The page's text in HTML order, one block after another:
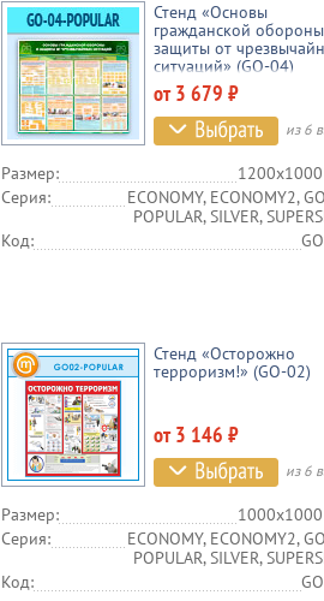
Стенд «Основы
гражданской
защиты от
ситуаций» (GO-04)
от 3 679 ₽
из 6
Размер:
Серия:
ECONOMY, ECONOMY2,
POPULAR, SILVER,
Код:
Стенд «Осторожно
терроризм!» (GO-02)
от 3 146 ₽
из 6
Размер:
Серия:
ECONOMY, ECONOMY2,
POPULAR, SILVER,
Код: